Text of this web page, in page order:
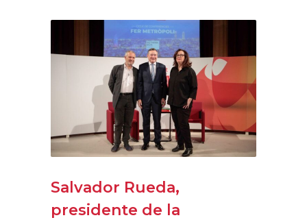
Salvador Rueda,
presidente de la